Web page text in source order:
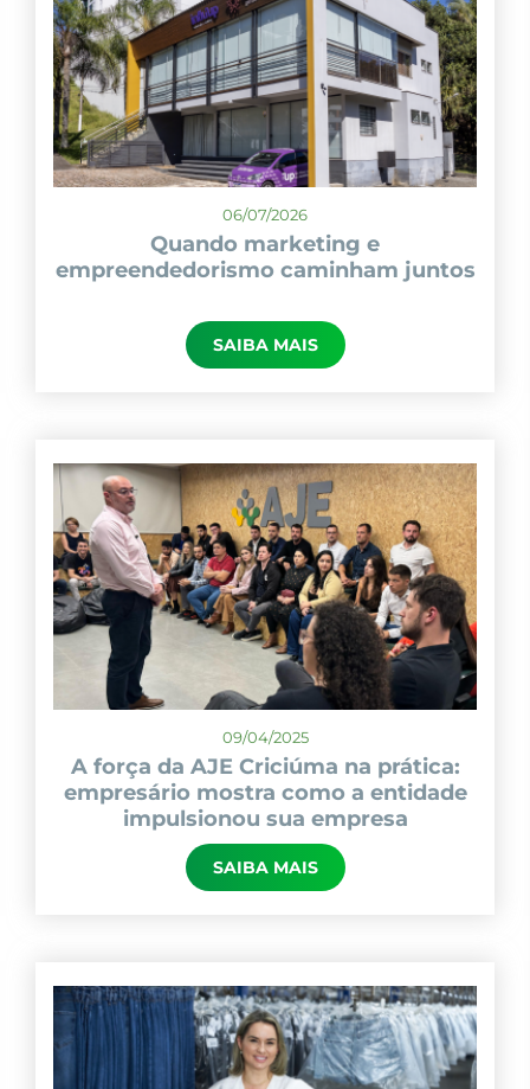
06/07/2026
Quando marketing e
empreendedorismo caminham juntos
SAIBA MAIS
09/04/2025
A força da AJE Criciúma na prática:
empresário mostra como a entidade
impulsionou sua empresa
SAIBA MAIS